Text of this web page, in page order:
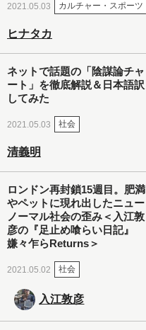
2021.05.03 カルチャー・スポーツ
ヒナタカ
ネットで話題の「陰謀論チャ
ート」を徹底解説＆日本語訳
してみた
2021.05.03 社会
清義明
ロンドン再封鎖15週目。肥満
やペットに現れ出したニュー
ノーマル社会の歪み＜入江敦
彦の『足止め喰らい日記』
嫌々乍らReturns＞
2021.05.02 社会
入江敦彦